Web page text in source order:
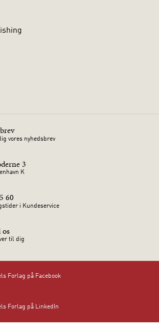
vores nyhedsbrev
3
K
60
i Kundeservice
til dig
Forlag på Facebook
Forlag på LinkedIn